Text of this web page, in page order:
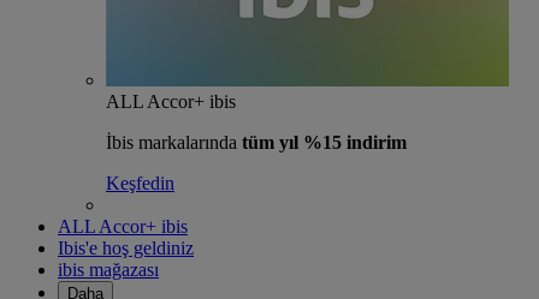
ALL Accor+ ibis
İbis markalarında tüm yıl %15 indirim
Keşfedin
ALL Accor+ ibis
Ibis'e hoş geldiniz
ibis mağazası
Daha